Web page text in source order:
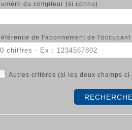
Numéro du compteur (si connu)
Référence de l'abonnement de
Autres critères (si les deux champs